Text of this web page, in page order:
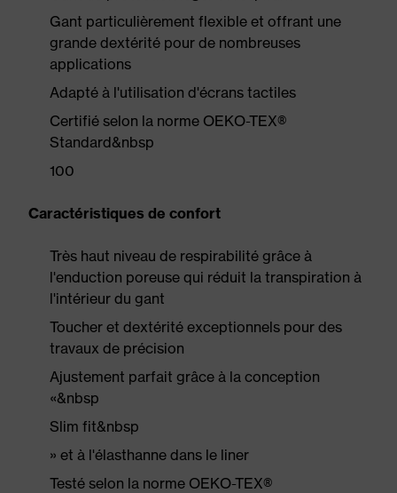
Gant particulièrement flexible et offrant une
grande dextérité pour de nombreuses
applications
Adapté à l'utilisation d'écrans tactiles
Certifié selon la norme OEKO-TEX®
Standard&nbsp
100
Caractéristiques de confort
Très haut niveau de respirabilité grâce à
l'enduction poreuse qui réduit la transpiration à
l'intérieur du gant
Toucher et dextérité exceptionnels pour des
travaux de précision
Ajustement parfait grâce à la conception
«&nbsp
Slim fit&nbsp
» et à l'élasthanne dans le liner
Testé selon la norme OEKO-TEX®